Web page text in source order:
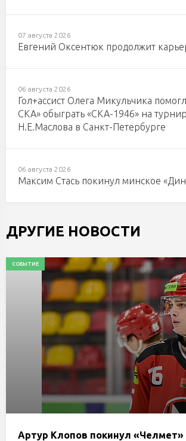
07 августа 2026
Евгений Оксентюк продолжит
06 августа 2026
Гол+ассист Олега Микульчика
СКА» обыграть «СКА-1946» на
Н.Е.Маслова в Санкт-Петербурге
06 августа 2026
Максим Стась покинул минское
ДРУГИЕ НОВОСТИ
СОБЫТИЕ
Артур Клопов покинул «Челмет»